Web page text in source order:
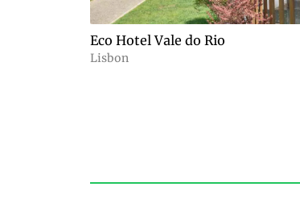
Eco Hotel Vale do Rio
Lisbon